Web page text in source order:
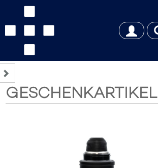
GESCHENKARTIKEL